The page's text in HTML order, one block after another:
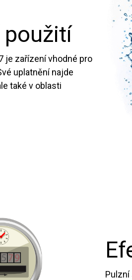
použití
je zařízení vhodné pro
uplatnění najde
také v oblasti